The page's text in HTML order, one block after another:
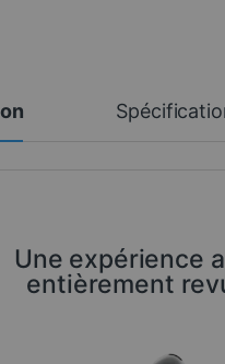
Une expérience
entièrement